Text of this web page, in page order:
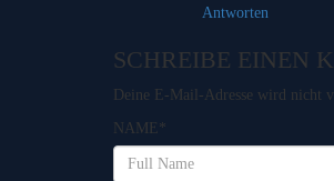
Antworten
SCHREIBE EINEN
Deine E-Mail-Adresse wird nicht
NAME *